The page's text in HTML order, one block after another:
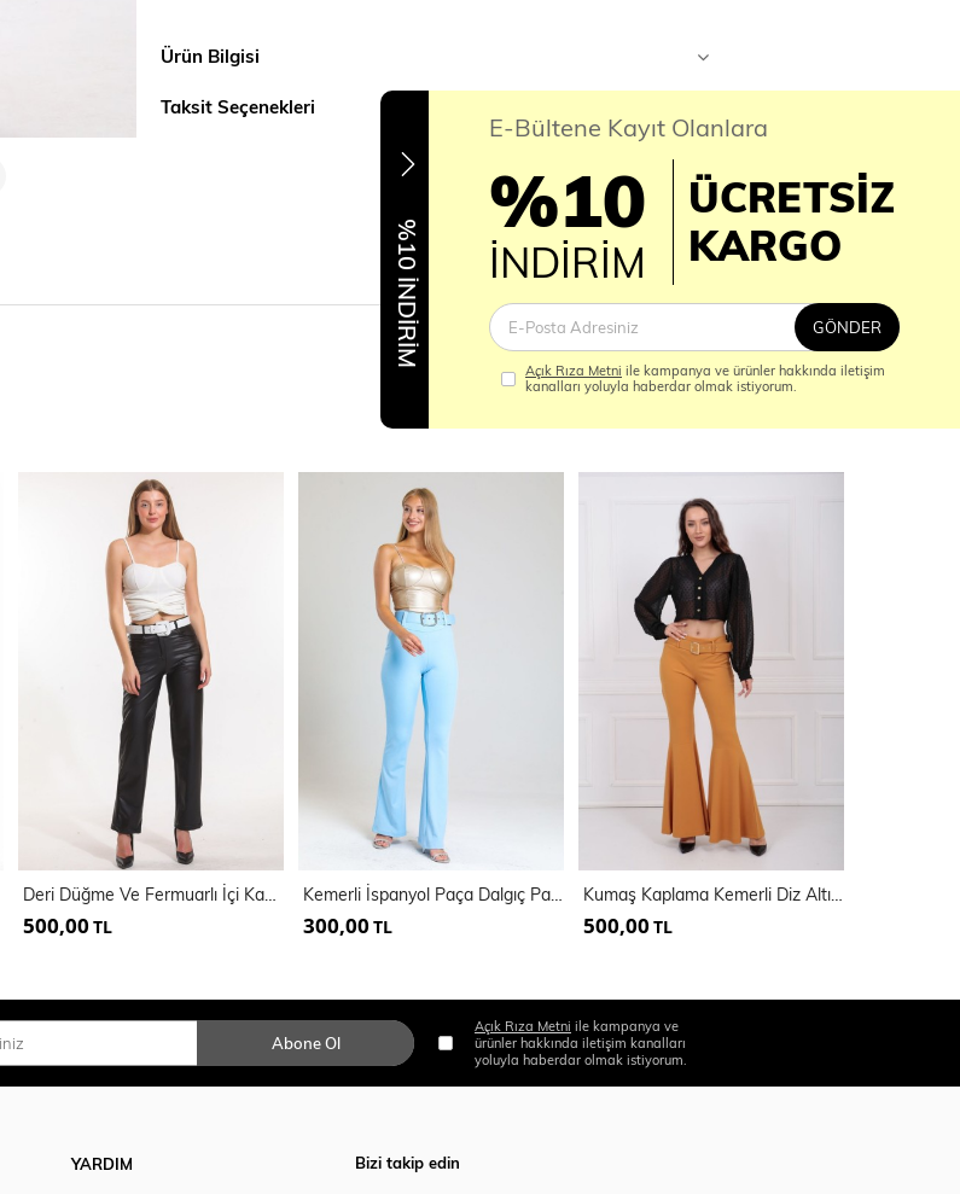
Ürün Bilgisi
Taksit Seçenekleri
Deri Düğme Ve Fermuarlı İçi Kadife Deri Pantolon
500,00 TL
Kemerli İspanyol Paça Dalgıç Pantolon | Pnt34309
300,00 TL
Kumaş Kaplama Kemerli Diz Altı Volanlı Pike Pantolon
500,00 TL
%10 İNDİRİM
E-Bültene Kayıt Olanlara
%10
İNDİRİM
ÜCRETSİZ
KARGO
GÖNDER
Açık Rıza Metni ile kampanya ve ürünler hakkında iletişim
kanalları yoluyla haberdar olmak istiyorum.
Abone Ol
Açık Rıza Metni ile kampanya ve
ürünler hakkında iletişim kanalları
yoluyla haberdar olmak istiyorum.
YARDIM
Bizi takip edin